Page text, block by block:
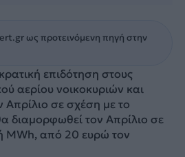
ως προτεινόμενη πηγή στην
επιδότηση στους
αερίου νοικοκυριών και
Απρίλιο σε σχέση με το
διαμορφωθεί τον Απρίλιο σε
MWh, από 20 ευρώ τον